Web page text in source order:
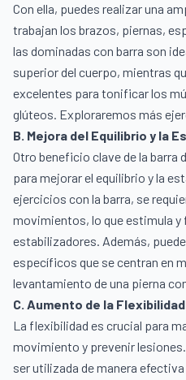
Con ella, puedes realizar una
trabajan los brazos, piernas,
las dominadas con barra son
superior del cuerpo, mientras
excelentes para tonificar los
glúteos. Exploraremos más
B. Mejora del Equilibrio y la
Otro beneficio clave de la barra
para mejorar el equilibrio y la
ejercicios con la barra, se
movimientos, lo que estimula
estabilizadores. Además,
específicos que se centran en
levantamiento de una pierna
C. Aumento de la Flexibilidad
La flexibilidad es crucial para
movimiento y prevenir
ser utilizada de manera